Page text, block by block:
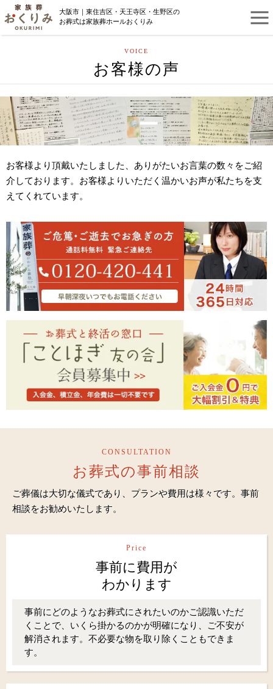
大阪市｜東住吉区・天王寺区・生野区の
お葬式は家族葬ホールおくりみ
VOICE
お客様の声
お客様より頂戴いたしました、ありがたいお言葉の数々をご紹
介しております。お客様よりいただく温かいお声が私たちを支
えてくれています。
CONSULTATION
お葬式の事前相談
ご葬儀は大切な儀式であり、プランや費用は様々です。事前
相談をお勧めいたします。
Price
事前に費用が
わかります
事前にどのようなお葬式にされたいのかご認識いただ
くことで、いくら掛かるのかが明確になり、ご不安が
解消されます。不必要な物を取り除くこともできま
す。